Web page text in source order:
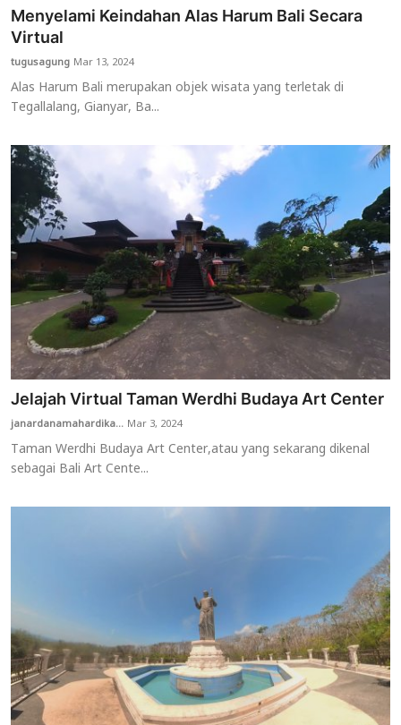
Menyelami Keindahan Alas Harum Bali Secara
Virtual
tugusagung Mar 13, 2024
Alas Harum Bali merupakan objek wisata yang terletak di
Tegallalang, Gianyar, Ba...
Jelajah Virtual Taman Werdhi Budaya Art Center
janardanamahardika... Mar 3, 2024
Taman Werdhi Budaya Art Center,atau yang sekarang dikenal
sebagai Bali Art Cente...